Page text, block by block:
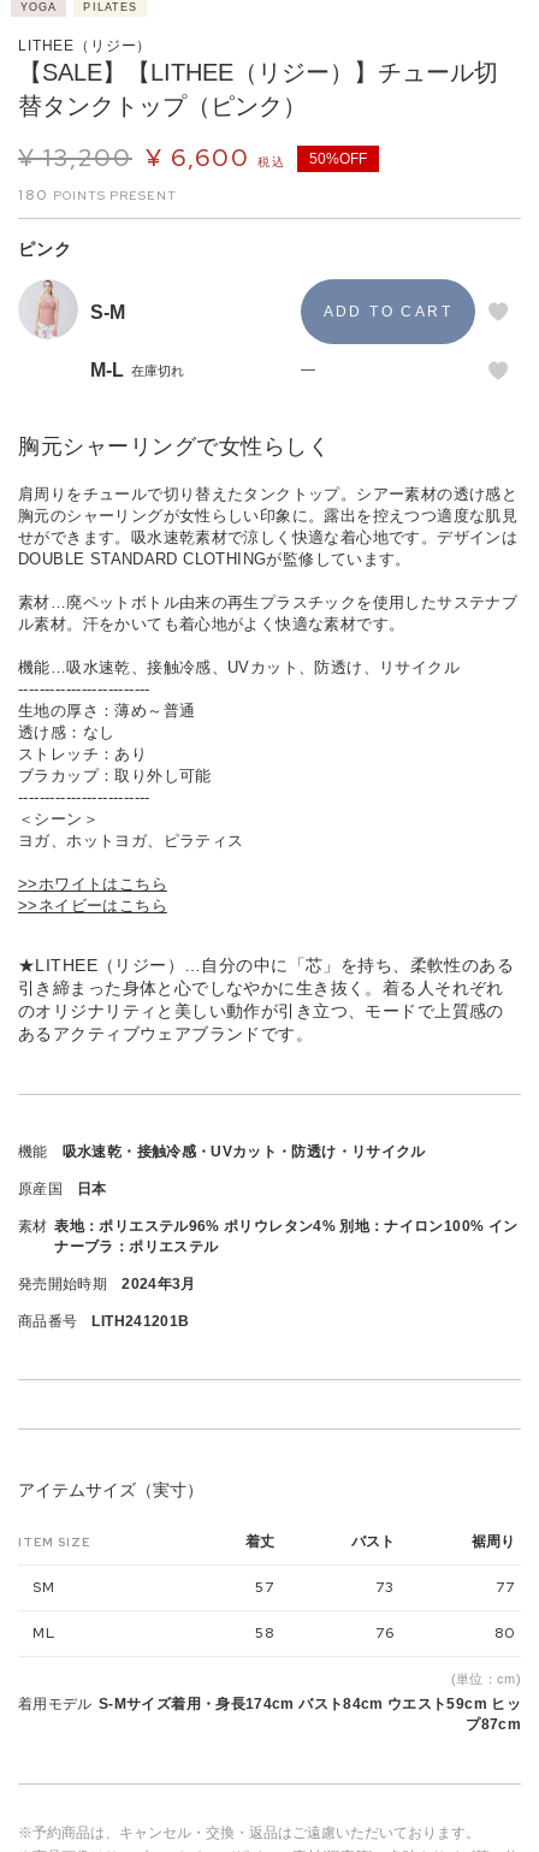
YOGA PILATES
LITHEE（リジー）
【SALE】【LITHEE（リジー）】チュール切
替タンクトップ（ピンク）
¥ 13,200 ¥ 6,600 税込 50%OFF
180
ピンク
S-M
M-L 在庫切れ —
胸元シャーリングで女性らしく
肩周りをチュールで切り替えたタンクトップ。シアー素材の透け感と
胸元のシャーリングが女性らしい印象に。露出を控えつつ適度な肌見
せができます。吸水速乾素材で涼しく快適な着心地です。デザインは
DOUBLE STANDARD CLOTHINGが監修しています。
素材…廃ペットボトル由来の再生プラスチックを使用したサステナブ
ル素材。汗をかいても着心地がよく快適な素材です。
機能…吸水速乾、接触冷感、UVカット、防透け、リサイクル
-------------------------
生地の厚さ：薄め～普通
透け感：なし
ストレッチ：あり
ブラカップ：取り外し可能
-------------------------
＜シーン＞
ヨガ、ホットヨガ、ピラティス
>>ホワイトはこちら
>>ネイビーはこちら
★LITHEE（リジー）…自分の中に「芯」を持ち、柔軟性のある
引き締まった身体と心でしなやかに生き抜く。着る人それぞれ
のオリジナリティと美しい動作が引き立つ、モードで上質感の
あるアクティブウェアブランドです。
機能 吸水速乾・接触冷感・UVカット・防透け・リサイクル
原産国 日本
素材 表地：ポリエステル96% ポリウレタン4% 別地：ナイロン100% イン
ナーブラ：ポリエステル
発売開始時期 2024年3月
商品番号 LITH241201B
アイテムサイズ（実寸）
ITEM SIZE 着丈 バスト 裾周り
SM 57 73 77
ML 58 76 80
(単位：cm)
着用モデル S-Mサイズ着用・身長174cm バスト84cm ウエスト59cm ヒッ
プ87cm
※予約商品は、キャンセル・交換・返品はご遠慮いただいております。